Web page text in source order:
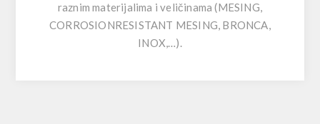
raznim materijalima i veličinama (MESING,
CORROSIONRESISTANT MESING, BRONCA,
INOX,…).